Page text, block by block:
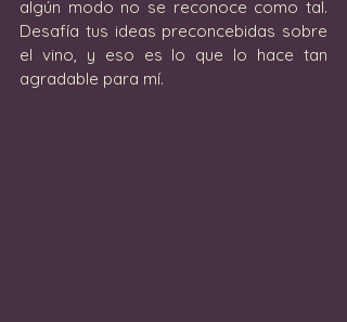
algún modo no se reconoce como tal.
Desafía tus ideas preconcebidas sobre
el vino, y eso es lo que lo hace tan
agradable para mí.